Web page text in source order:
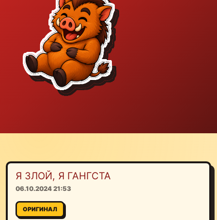
Я ЗЛОЙ, Я ГАНГСТА
06.10.2024 21:53
ОРИГИНАЛ